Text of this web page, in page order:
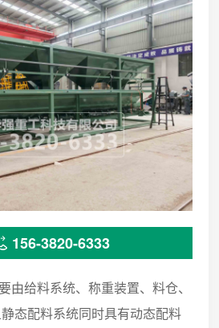
156-3820-6333
由给料系统、称重装置、料仓、
态配料系统同时具有动态配料